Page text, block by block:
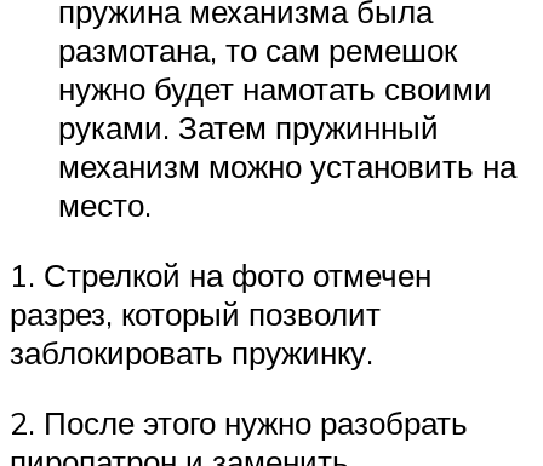
пружина механизма была
размотана, то сам ремешок
нужно будет намотать своими
руками. Затем пружинный
механизм можно установить на
место.
1. Стрелкой на фото отмечен
разрез, который позволит
заблокировать пружинку.
2. После этого нужно разобрать